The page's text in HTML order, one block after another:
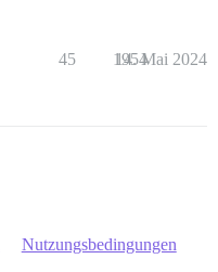
45 1954
14. Mai 2024
Nutzungsbedingungen